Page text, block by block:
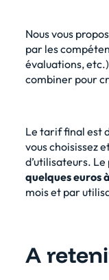
Nous vous
par les
évaluations,
combiner pour
Le tarif final est
vous choisissez
d’utilisateurs.
quelques euros
mois et par
A